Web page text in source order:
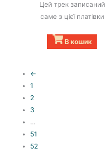
Цей трек записаний
саме з цієї платівки
В кошик
←
1
2
3
…
51
52